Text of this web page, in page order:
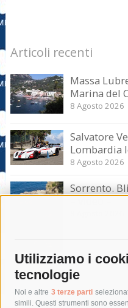
Utilizziamo i
tecnologie
Noi e altre 3 terze parti
simili. Questi strumenti sono
Articoli recenti
Massa
Marina del
8 Agosto 2026
Salvatore
Lombardia
8 Agosto 2026
Sorrento.
– video –
Tag